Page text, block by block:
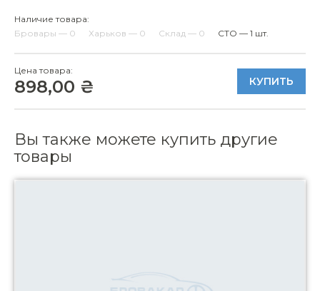
Наличие товара:
Бровары — 0
Харьков — 0 Склад — 0 СТО — 1 шт.
Цена товара:
898,00 ₴ КУПИТЬ
Вы также можете купить другие
товары